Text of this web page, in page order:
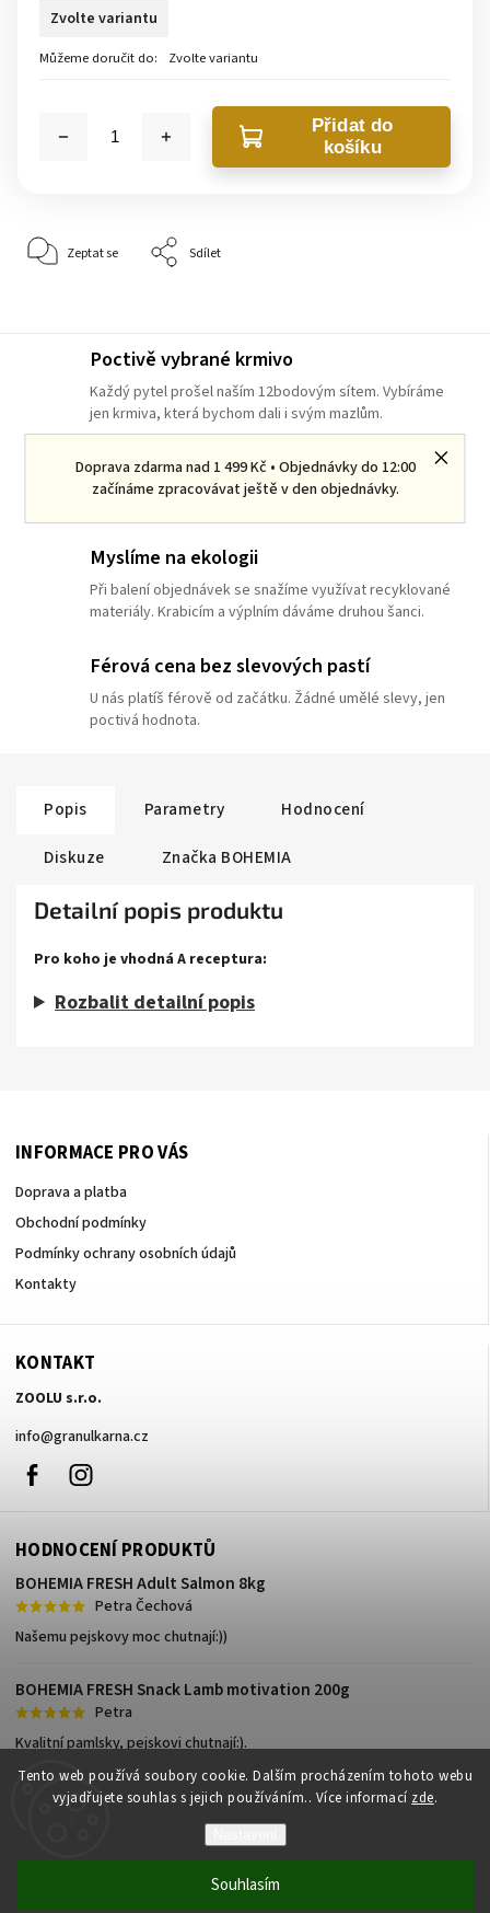
Tento web používá soubory cookie. Dalším procházením tohoto webu
vyjadřujete souhlas s jejich používáním.. Více informací zde.
Souhlasím
Doprava zdarma nad 1 499 Kč • Objednávky do 12:00
začínáme zpracovávat ještě v den objednávky.
Zvolte variantu
Můžeme doručit do: Zvolte variantu
Přidat do
košíku
Zeptat se Sdílet
Poctivě vybrané krmivo
Každý pytel prošel naším 12bodovým sítem. Vybíráme
jen krmiva, která bychom dali i svým mazlům.
Komunita pejskařů a kočkařů
Spojujeme všechny "Věrňáky". U nás nejsi jen zákazník.
Myslíme na ekologii
Při balení objednávek se snažíme využívat recyklované
materiály. Krabicím a výplním dáváme druhou šanci.
Férová cena bez slevových pastí
U nás platíš férově od začátku. Žádné umělé slevy, jen
poctivá hodnota.
Popis Parametry
Hodnocení
Diskuze
Značka BOHEMIA
Detailní popis produktu
Pro koho je vhodná A receptura:
Rozbalit detailní popis
INFORMACE PRO VÁS
Doprava a platba
Obchodní podmínky
Podmínky ochrany osobních údajů
Kontakty
KONTAKT
ZOOLU s.r.o.
info@granulkarna.cz
Facebook
HODNOCENÍ PRODUKTŮ
BOHEMIA FRESH Adult Salmon 8kg
Petra Čechová
Našemu pejskovy moc chutnají:))
BOHEMIA FRESH Snack Lamb motivation 200g
Petra
Kvalitní pamlsky, pejskovi chutnají:).
Copyright 2026Granulkárna.cz. Všechna práva vyhrazena.